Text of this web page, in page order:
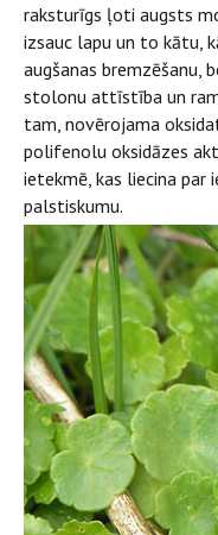
raksturīgs ļoti augsts
izsauc lapu un to kātu,
augšanas bremzēšanu,
stolonu attīstība un
tam, novērojama
polifenolu oksidāzes
ietekmē, kas liecina par
palstiskumu.